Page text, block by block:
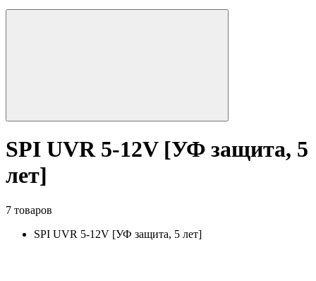
SPI UVR 5-12V [УФ защита, 5
лет]
7 товаров
SPI UVR 5-12V [УФ защита, 5 лет]